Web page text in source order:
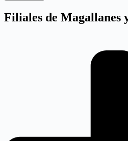
Filiales de Magallanes